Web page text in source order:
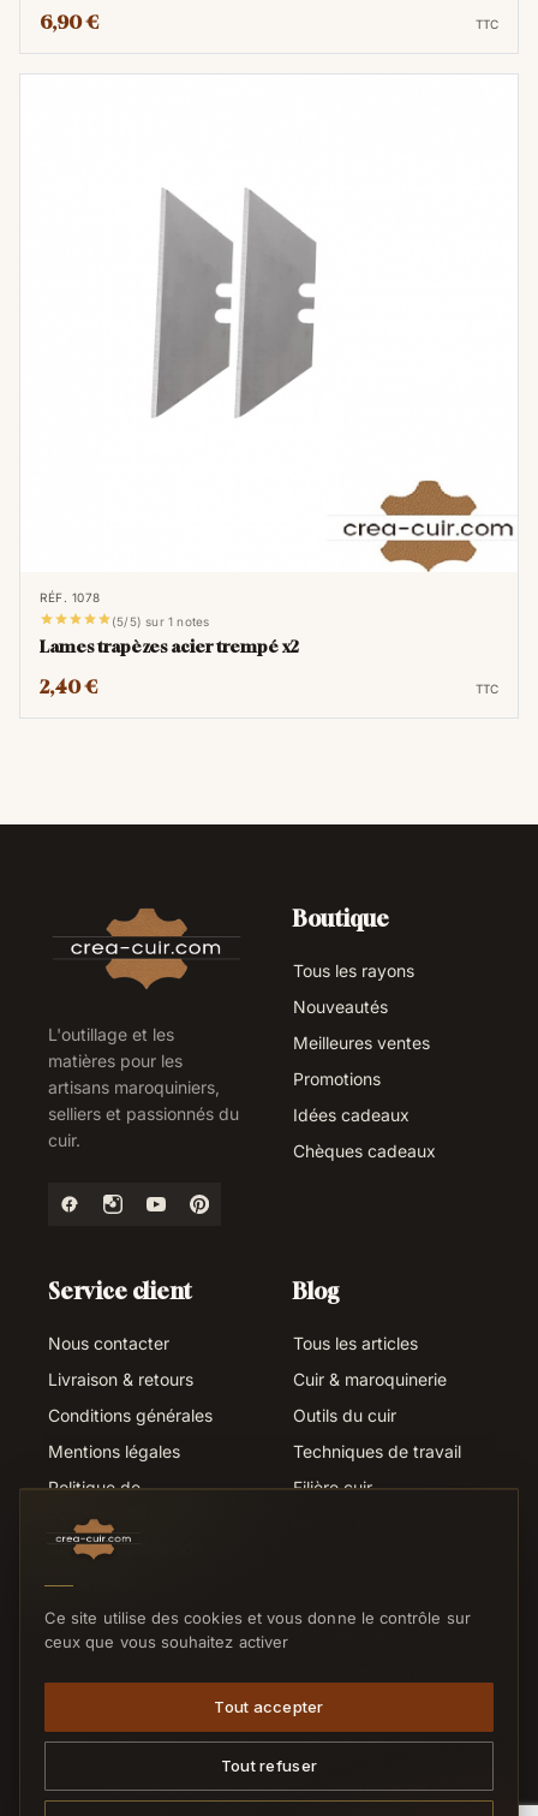
6,90 € TTC
RÉF. 1078
(5/5) sur 1 notes
Lames trapèzes acier trempé x2
2,40 € TTC
L'outillage et les
matières pour les
artisans maroquiniers,
selliers et passionnés du
cuir.
Boutique
Tous les rayons
Nouveautés
Meilleures ventes
Promotions
Idées cadeaux
Chèques cadeaux
Service client
Nous contacter
Livraison & retours
Conditions générales
Mentions légales
Politique de
Suivi de commande
Liens utiles
Blog
Tous les articles
Cuir & maroquinerie
Outils du cuir
Techniques de travail
Filière cuir
© 2026 Crea-Cuir.com — Tous droits réservés.
Ce site utilise des cookies et vous donne le contrôle sur
ceux que vous souhaitez activer
Tout accepter
Tout refuser